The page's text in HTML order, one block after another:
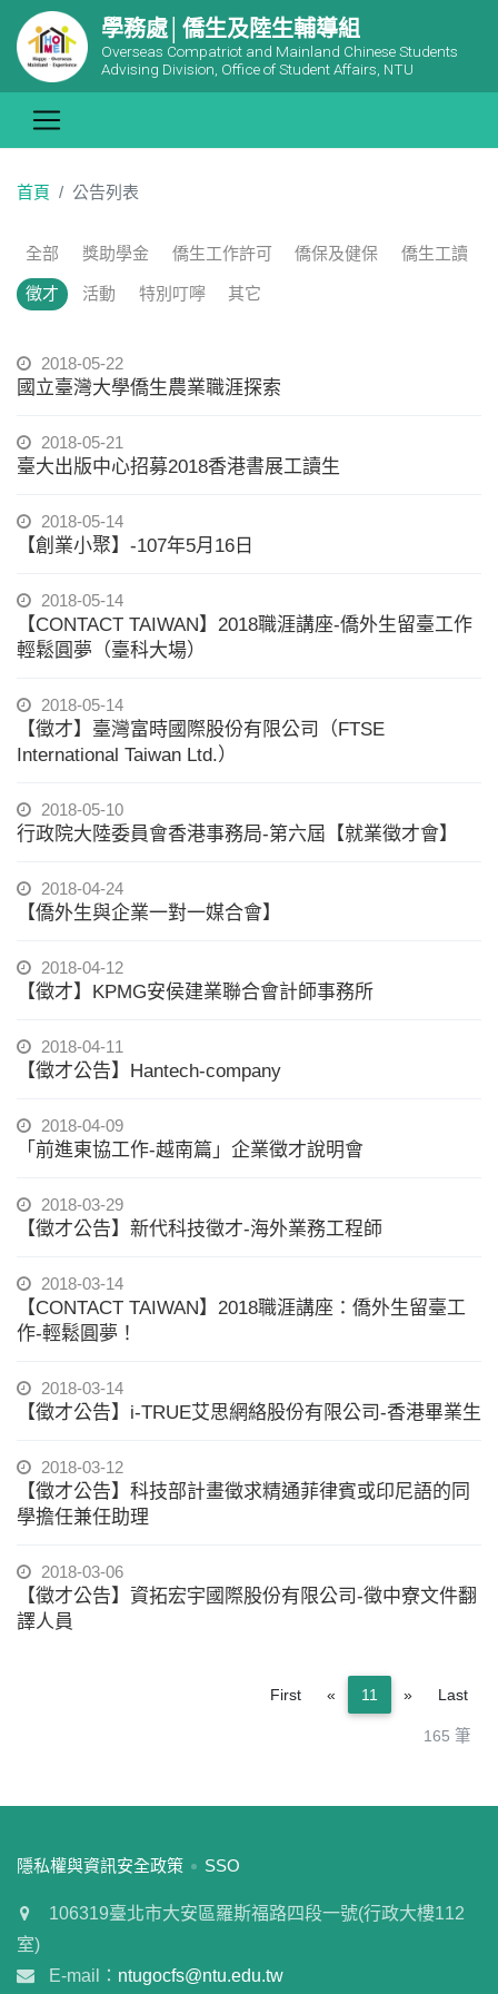
學務處│僑生及陸生輔導組
Overseas Compatriot and Mainland Chinese Students
Advising Division, Office of Student Affairs, NTU
首頁 公告列表
全部 獎助學金 僑生工作許可 僑保及健保 僑生工讀
徵才 活動 特別叮嚀 其它
2018-05-22
國立臺灣大學僑生農業職涯探索
2018-05-21
臺大出版中心招募2018香港書展工讀生
2018-05-14
【創業小聚】-107年5月16日
2018-05-14
【CONTACT TAIWAN】2018職涯講座-僑外生留臺工作
輕鬆圓夢（臺科大場）
2018-05-14
【徵才】臺灣富時國際股份有限公司（FTSE
International Taiwan Ltd.）
2018-05-10
行政院大陸委員會香港事務局-第六屆【就業徵才會】
2018-04-24
【僑外生與企業一對一媒合會】
2018-04-12
【徵才】KPMG安侯建業聯合會計師事務所
2018-04-11
【徵才公告】Hantech-company
2018-04-09
「前進東協工作-越南篇」企業徵才說明會
2018-03-29
【徵才公告】新代科技徵才-海外業務工程師
2018-03-14
【CONTACT TAIWAN】2018職涯講座：僑外生留臺工
作-輕鬆圓夢！
2018-03-14
【徵才公告】i-TRUE艾思網絡股份有限公司-香港畢業生
2018-03-12
【徵才公告】科技部計畫徵求精通菲律賓或印尼語的同
學擔任兼任助理
2018-03-06
【徵才公告】資拓宏宇國際股份有限公司-徵中寮文件翻
譯人員
165 筆
First « Previous
11 »NextLast
:::
隱私權與資訊安全政策 SSO
106319臺北市大安區羅斯福路四段一號(行政大樓112
室)
E-mail： ntugocfs@ntu.edu.tw